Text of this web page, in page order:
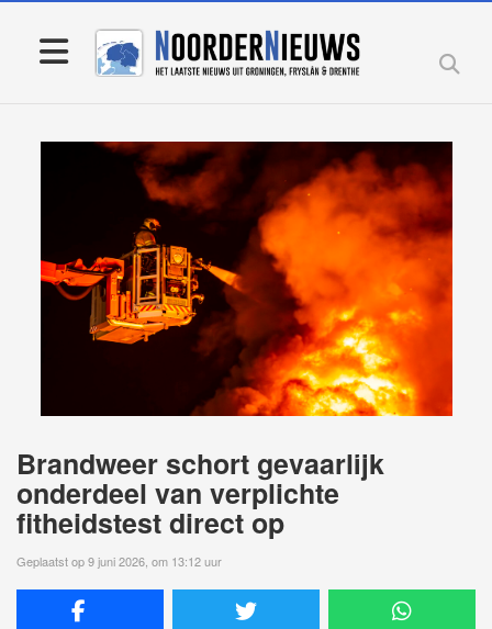
Brandweer schort gevaarlijk
onderdeel van verplichte
fitheidstest direct op
Geplaatst op 9 juni 2026, om 13:12 uur